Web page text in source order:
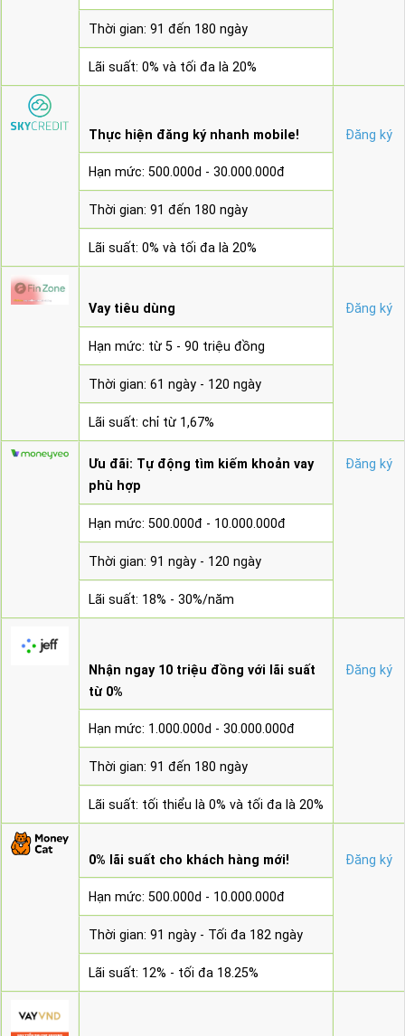
Thời gian: 91 đến 180 ngày
Lãi suất: 0% và tối đa là 20%
Thực hiện đăng ký nhanh mobile! Đăng ký
Hạn mức: 500.000d - 30.000.000đ
Thời gian: 91 đến 180 ngày
Lãi suất: 0% và tối đa là 20%
Vay tiêu dùng Đăng ký
Hạn mức: từ 5 - 90 triệu đồng
Thời gian: 61 ngày - 120 ngày
Lãi suất: chỉ từ 1,67%
Ưu đãi: Tự động tìm kiếm khoản vay
phù hợp
Đăng ký
Hạn mức: 500.000đ - 10.000.000đ
Thời gian: 91 ngày - 120 ngày
Lãi suất: 18% - 30%/năm
Nhận ngay 10 triệu đồng với lãi suất
từ 0%
Đăng ký
Hạn mức: 1.000.000d - 30.000.000đ
Thời gian: 91 đến 180 ngày
Lãi suất: tối thiểu là 0% và tối đa là 20%
0% lãi suất cho khách hàng mới! Đăng ký
Hạn mức: 500.000d - 10.000.000đ
Thời gian: 91 ngày - Tối đa 182 ngày
Lãi suất: 12% - tối đa 18.25%